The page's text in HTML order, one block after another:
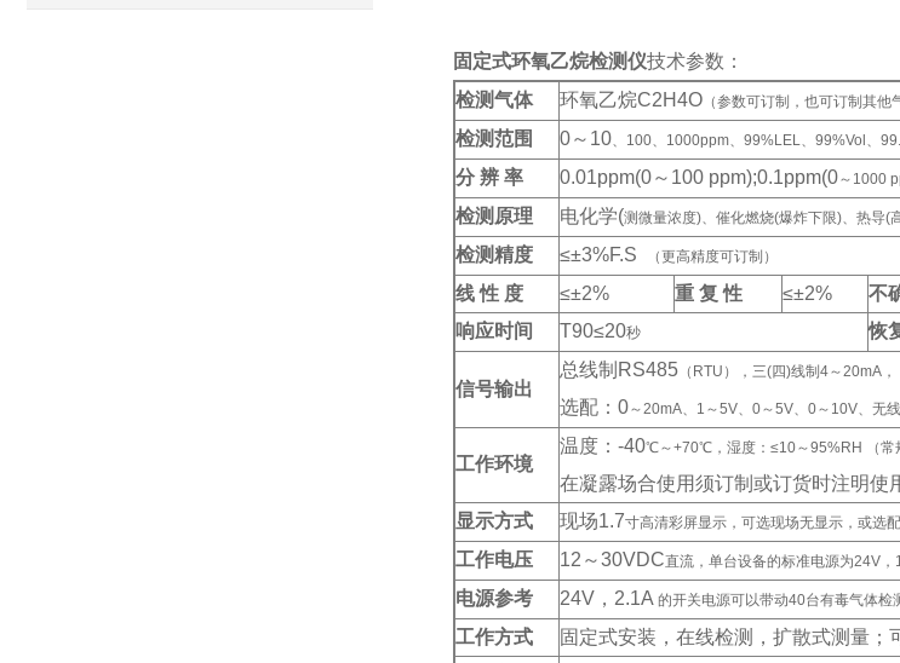
固定式环氧乙烷检测仪技术参数：
检测气体
环氧乙烷C2H4O（参数可订制，也可订制其他
检测范围 0～10、100、1000ppm、99%LEL、99%Vol、
分 辨 率 0.01ppm(0～100 ppm);0.1ppm(0～1000
检测原理 电化学(测微量浓度)、催化燃烧(爆炸下限)、热导(
检测精度 ≤±3%F.S （更高精度可订制）
线 性 度 ≤±2% 重 复 性 ≤±2% 不
响应时间
T90≤20秒 恢
信号输出
总线制RS485（RTU），三(四)线制4～20mA，
选配：0～20mA、1～5V、0～5V、0～10V、无
工作环境
温度：-40℃～+70℃，湿度：≤10～95%RH （常
在凝露场合使用须订制或订货时注明使
显示方式
现场1.7寸高清彩屏显示，可选现场无显示，或选
工作电压 12 ～30VDC直流，单台设备的标准电源为24V
电源参考 24V，2.1A 的开关电源可以带动40台有毒气体
工作方式
固定式安装，在线检测，扩散式测量；